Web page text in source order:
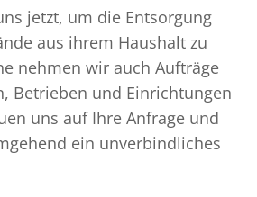
jetzt, um die Entsorgung
aus ihrem Haushalt zu
nehmen wir auch Aufträge
Betrieben und Einrichtungen
uns auf Ihre Anfrage und
ein unverbindliches